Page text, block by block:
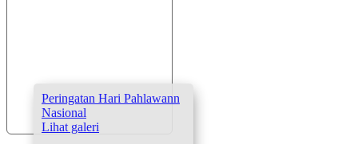
Peringatan Hari Pahlawann
Nasional
Lihat galeri